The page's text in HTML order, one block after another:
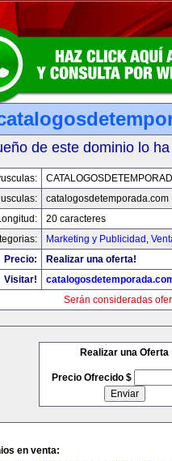
de este dominio lo
catalogosdetemporada.com
20 caracteres
Marketing y Publicidad ,
Precio:
Realizar una oferta!
Visitar!
Serán consideradas
Realizar una Oferta
Precio Ofrecido $
en venta: